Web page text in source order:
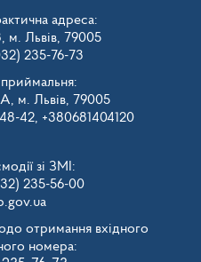
адреса:
м. Львів, 79005
235-76-73
м. Львів, 79005
42, +380681404120
зі ЗМІ:
235-56-00
отримання вхідного
номера: